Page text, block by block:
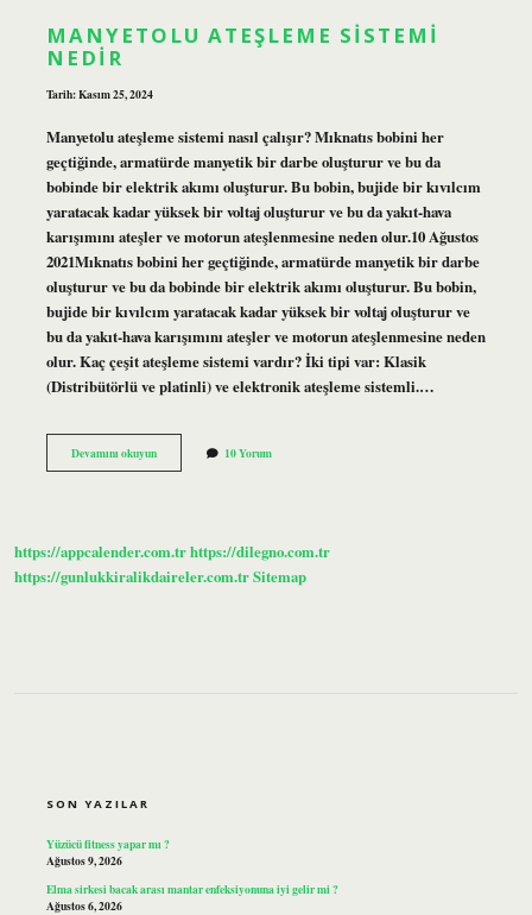
MANYETOLU ATEŞLEME SISTEMI
NEDIR
Tarih: Kasım 25, 2024
Manyetolu ateşleme sistemi nasıl çalışır? Mıknatıs bobini her
geçtiğinde, armatürde manyetik bir darbe oluşturur ve bu da
bobinde bir elektrik akımı oluşturur. Bu bobin, bujide bir kıvılcım
yaratacak kadar yüksek bir voltaj oluşturur ve bu da yakıt-hava
karışımını ateşler ve motorun ateşlenmesine neden olur.10 Ağustos
2021Mıknatıs bobini her geçtiğinde, armatürde manyetik bir darbe
oluşturur ve bu da bobinde bir elektrik akımı oluşturur. Bu bobin,
bujide bir kıvılcım yaratacak kadar yüksek bir voltaj oluşturur ve
bu da yakıt-hava karışımını ateşler ve motorun ateşlenmesine neden
olur. Kaç çeşit ateşleme sistemi vardır? İki tipi var: Klasik
(Distribütörlü ve platinli) ve elektronik ateşleme sistemli.…
Devamını okuyunManyetolu
Ateşleme
10 Yorum
https://appcalender.com.trhttps://dilegno.com.tr
https://gunlukkiralikdaireler.com.trSitemap
SON YAZILAR
Yüzücü fitness yapar mı ?
Ağustos 9, 2026
Elma sirkesi bacak arası mantar enfeksiyonuna iyi gelir mi ?
Ağustos 6, 2026